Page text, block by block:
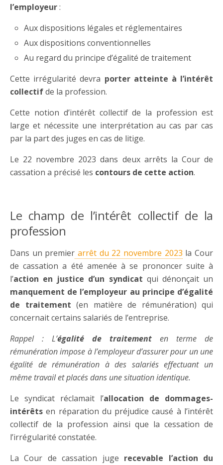
l’employeur:
Aux dispositions légales et réglementaires
Aux dispositions conventionnelles
Au regard du principe d’égalité de traitement
Cette irrégularité devra porter atteinte à l’intérêt
collectifde la profession.
Cette notion d’intérêt collectif de la profession est
large et nécessite une interprétation au cas par cas
par la part des juges en cas de litige.
Le 22 novembre 2023 dans deux arrêts la Cour de
cassation a précisé les contours de cette action.
Le champ de l’intérêt collectif de la
profession
Dans un premier arrêt du 22 novembre 2023 la Cour
de cassation a été amenée à se prononcer suite à
l’action en justice d’un syndicat qui dénonçait un
manquement de l’employeur au principe d’égalité
de traitement (en matière de rémunération) qui
concernait certains salariés de l’entreprise.
Rappel : L’égalité de traitement en terme de
rémunération impose à l’employeur d’assurer pour un une
égalité de rémunération à des salariés effectuant un
même travail et placés dans une situation identique.
Le syndicat réclamait l’allocation de dommages-
intérêts en réparation du préjudice causé à l’intérêt
collectif de la profession ainsi que la cessation de
l’irrégularité constatée.
La Cour de cassation juge recevable l’action du